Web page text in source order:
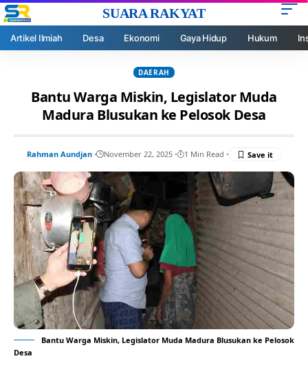
SUARA RAKYAT
Artikel Ilmiah Desa Ekonomi Gaya Hidup Hukum
DAERAH
Bantu Warga Miskin, Legislator Muda
Madura Blusukan ke Pelosok Desa
Rahman Aundjan November 22, 2025 1 Min Read
Bantu Warga Miskin, Legislator Muda Madura Blusukan ke Pelosok
Desa